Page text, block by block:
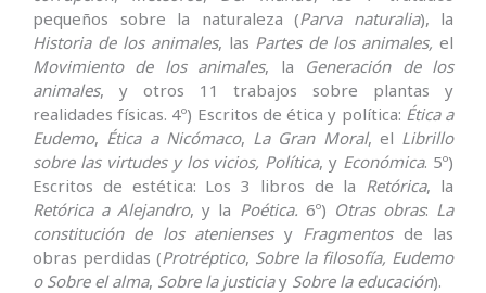
pequeños sobre la naturaleza (Parva naturalia), la
Historia de los animales, las Partes de los animales, el
Movimiento de los animales, la Generación de los
animales, y otros 11 trabajos sobre plantas y
realidades físicas. 4º) Escritos de ética y política: Ética a
Eudemo, Ética a Nicómaco, La Gran Moral, el Librillo
sobre las virtudes y los vicios, Política, y Económica. 5º)
Escritos de estética: Los 3 libros de la Retórica, la
Retórica a Alejandro, y la Poética. 6º) Otras obras: La
constitución de los ateniensesy Fragmentosde las
obras perdidas (Protréptico, Sobre la filosofía, Eudemo
o Sobre el alma, Sobre la justiciay Sobre la educación).